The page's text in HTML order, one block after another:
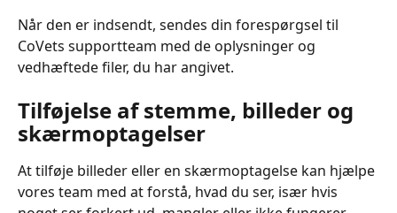
Når den er indsendt, sendes din forespørgsel til
CoVets supportteam med de oplysninger og
vedhæftede filer, du har angivet.
Tilføjelse af stemme, billeder og
skærmoptagelser
At tilføje billeder eller en skærmoptagelse kan hjælpe
vores team med at forstå, hvad du ser, især hvis